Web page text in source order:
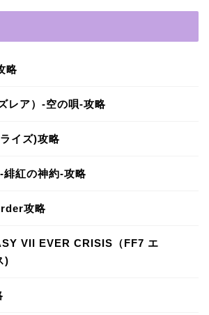
略
レア）-空の唄-攻略
イズ)攻略
紅の神約-攻略
攻略
VII EVER CRISIS（FF7 エ
)